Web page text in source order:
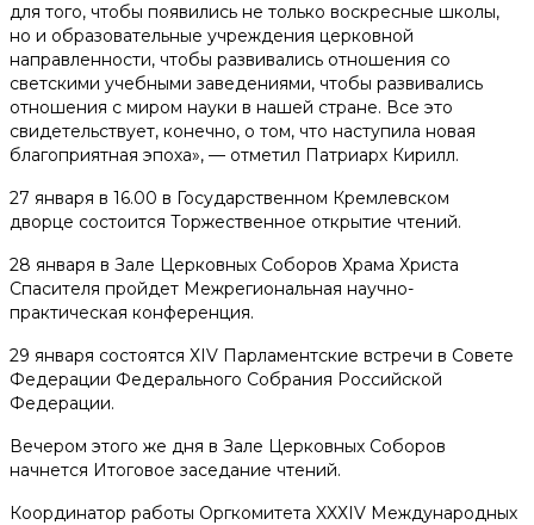
для того, чтобы появились не только воскресные школы,
но и образовательные учреждения церковной
направленности, чтобы развивались отношения со
светскими учебными заведениями, чтобы развивались
отношения с миром науки в нашей стране. Все это
свидетельствует, конечно, о том, что наступила новая
благоприятная эпоха», — отметил Патриарх Кирилл.
27 января в 16.00 в Государственном Кремлевском
дворце состоится Торжественное открытие чтений.
28 января в Зале Церковных Соборов Храма Христа
Спасителя пройдет Межрегиональная научно-
практическая конференция.
29 января состоятся ХIV Парламентские встречи в Совете
Федерации Федерального Собрания Российской
Федерации.
Вечером этого же дня в Зале Церковных Соборов
начнется Итоговое заседание чтений.
Координатор работы Оргкомитета XXХIV Международных